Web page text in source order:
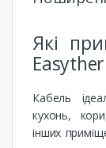
Які
Кабель
кухонь,
інших